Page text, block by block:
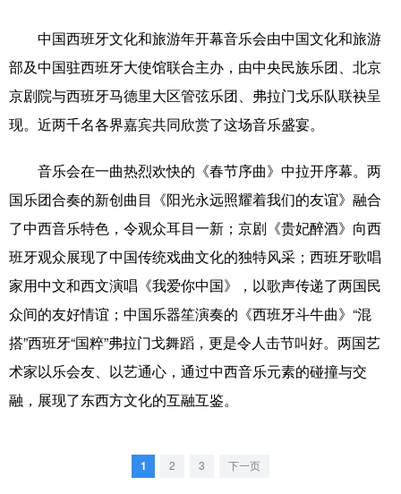
中国西班牙文化和旅游年开幕音乐会由中国文化和旅游
部及中国驻西班牙大使馆联合主办，由中央民族乐团、北京
京剧院与西班牙马德里大区管弦乐团、弗拉门戈乐队联袂呈
现。近两千名各界嘉宾共同欣赏了这场音乐盛宴。
音乐会在一曲热烈欢快的《春节序曲》中拉开序幕。两
国乐团合奏的新创曲目《阳光永远照耀着我们的友谊》融合
了中西音乐特色，令观众耳目一新；京剧《贵妃醉酒》向西
班牙观众展现了中国传统戏曲文化的独特风采；西班牙歌唱
家用中文和西文演唱《我爱你中国》，以歌声传递了两国民
众间的友好情谊；中国乐器笙演奏的《西班牙斗牛曲》“混
搭”西班牙“国粹”弗拉门戈舞蹈，更是令人击节叫好。两国艺
术家以乐会友、以艺通心，通过中西音乐元素的碰撞与交
融，展现了东西方文化的互融互鉴。
1 2 3 下一页